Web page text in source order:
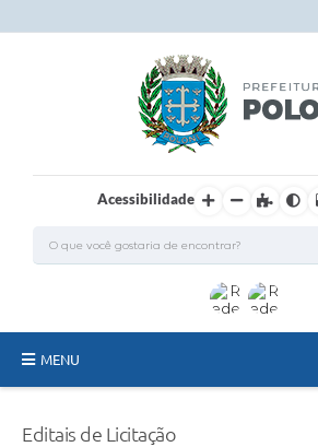
Acessibilidade
MENU
Editais de Licitação